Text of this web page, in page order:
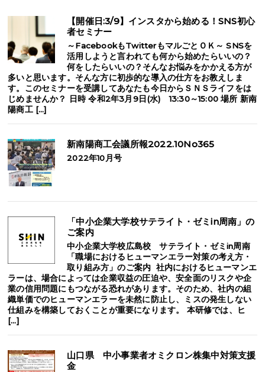
【開催日:3/9】インスタから始める！SNS初心
者セミナー
～FacebookもTwitterもマルごとＯＫ～ SNSを
活用しようと言われても何から始めたらいいの？
何をしたらいいの？そんなお悩みをかかえる方が
多いと思います。そんな方に初歩的な導入の仕方をお教えしま
す。このセミナーを受講してあなたも今日からＳＮＳライフをは
じめませんか？ 日時 令和2年3月9日(水) 13:30～15:00 場所 新南
陽商工 […]
新南陽商工会議所報2022.10No365
2022年10月号
「中小企業大学校サテライト・ゼミin周南」の
ご案内
中小企業大学校広島校 サテライト・ゼミin周南
「職場におけるヒューマンエラー対策の考え方・
取り組み方」のご案内 社内におけるヒューマンエ
ラーは、場合によっては企業収益の圧迫や、安全面のリスクや企
業の信用問題にもつながる恐れがあります。そのため、社内の組
織単価でのヒューマンエラーを未然に防止し、ミスの発生しない
仕組みを構築しておくことが重要になります。 本研修では、ヒ
[…]
山口県 中小事業者オミクロン株集中対策支援
金